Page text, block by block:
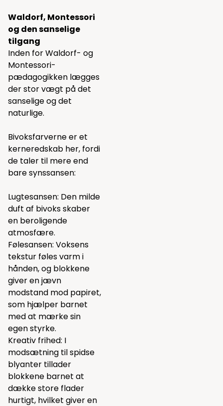
Waldorf, Montessori
og den sanselige
tilgang
Inden for Waldorf- og
Montessori-
pædagogikken lægges
der stor vægt på det
sanselige og det
naturlige.
Bivoksfarverne er et
kerneredskab her, fordi
de taler til mere end
bare synssansen:
Lugtesansen: Den milde
duft af bivoks skaber
en beroligende
atmosfære.
Følesansen: Voksens
tekstur føles varm i
hånden, og blokkene
giver en jævn
modstand mod papiret,
som hjælper barnet
med at mærke sin
egen styrke.
Kreativ frihed: I
modsætning til spidse
blyanter tillader
blokkene barnet at
dække store flader
hurtigt, hvilket giver en